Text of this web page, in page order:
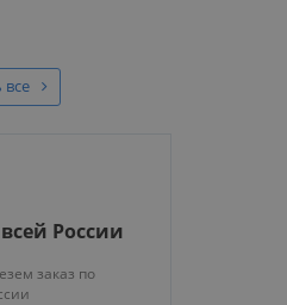
все
России
заказ по